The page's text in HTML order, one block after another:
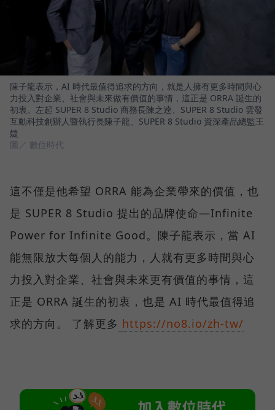
陳子龍表示，AI 時代最值得追求的方向，就是人擁有更多時間與心
力投入對企業、社會與未來做有價值的事情，這正是 ORRA 誕生的
初衷。左起 SUPER 8 Studio 商務長陳之逵、SUPER 8 Studio 雲發
互動科技創辦人暨執行長陳子龍、SUPER 8 Studio 資深產品總監王
婕
圖／ 數位時代
這不僅是他希望 ORRA 能為企業帶來的價值，也
是 SUPER 8 Studio 提出的品牌使命—Infinite
Power for Infinite Good。陳子龍表示，當 AI
能無限放大每個人的能力，人就有更多時間與心
力投入對企業、社會與未來更有價值的事情，這
正是 ORRA 誕生的初衷，也是 AI 時代最值得追
求的方向。 了解更多 https://no8.io/zh-tw/